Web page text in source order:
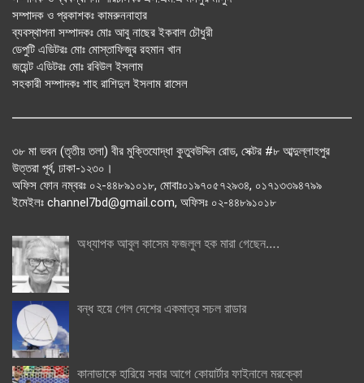
সম্পাদক ও প্রকাশকঃ কামরুননাহার
ব্যবস্থাপনা সম্পাদকঃ মোঃ আবু নাছের ইকবাল চৌধুরী
ডেপুটি এডিটরঃ মোঃ মোস্তাফিজুর রহমান খান
জয়েন্ট এডিটরঃ মোঃ রবিউল ইসলাম
সহকারী সম্পাদকঃ শাহ রাশিদুল ইসলাম রাসেল
৩৮ মা ভবন (তৃতীয় তলা) বীর মুক্তিযোদ্ধা কুতুবউদ্দিন রোড, সেক্টর #৮ আব্দুল্লাহপুর
উত্তরা পূর্ব, ঢাকা-১২৩০।
অফিস ফোন নম্বরঃ ০২-৪৪৮৯১০১৮, মোবাঃ০১৯৭০৫৭২৯৩৪, ০১৭১৩৩৯৪৭৯৯
ইমেইলঃ channel7bd@gmail.com, অফিসঃ ০২-৪৪৮৯১০১৮
অধ্যাপক আবুল কাসেম ফজলুল হক মারা গেছেন….
বন্ধ হয়ে গেল দেশের একমাত্র সচল রাডার
কানাডাকে হারিয়ে সবার আগে কোয়ার্টার ফাইনালে মরক্কো